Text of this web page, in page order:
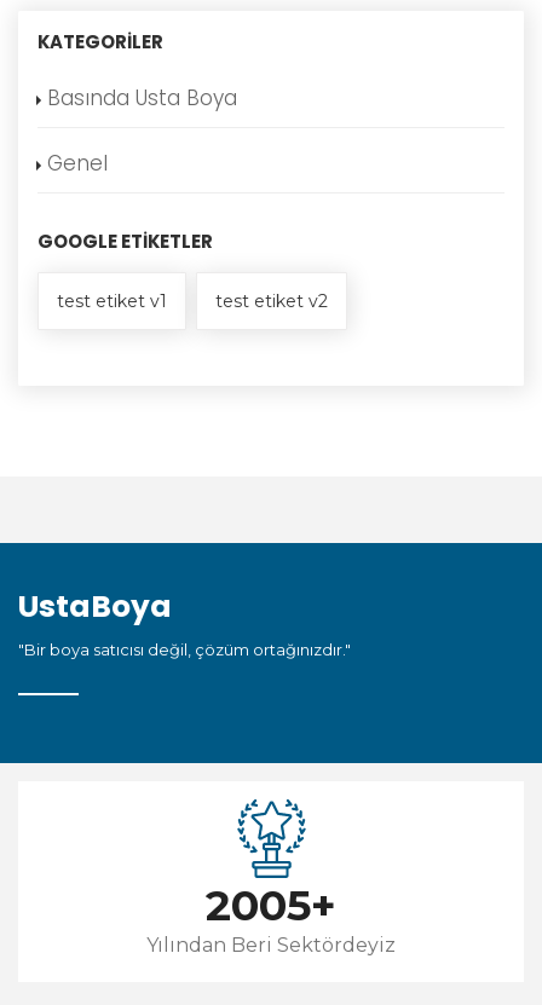
KATEGORILER
Basında Usta Boya
Genel
GOOGLE ETIKETLER
test etiket v1 test etiket v2
UstaBoya
"Bir boya satıcısı değil, çözüm ortağınızdır."
2005+
Yılından Beri Sektördeyiz